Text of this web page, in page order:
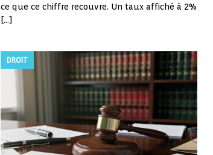
ce que ce chiffre recouvre. Un taux affiché à 2%
[…]
DROIT